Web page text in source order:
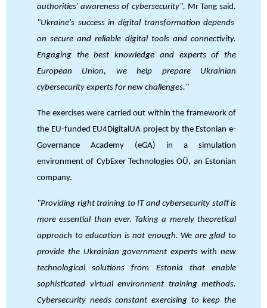
authorities' awareness of cybersecurity", Mr Tang said.
"Ukraine's success in digital transformation depends
on secure and reliable digital tools and connectivity.
Engaging the best knowledge and experts of the
European Union, we help prepare Ukrainian
cybersecurity experts for new challenges."
The exercises were carried out within the framework of
the EU-funded EU4DigitalUA project by the Estonian e-
Governance Academy (eGA) in a simulation
environment of CybExer Technologies OÜ, an Estonian
company.
"Providing right training to IT and cybersecurity staff is
more essential than ever. Taking a merely theoretical
approach to education is not enough. We are glad to
provide the Ukrainian government experts with new
technological solutions from Estonia that enable
sophisticated virtual environment training methods.
Cybersecurity needs constant exercising to keep the